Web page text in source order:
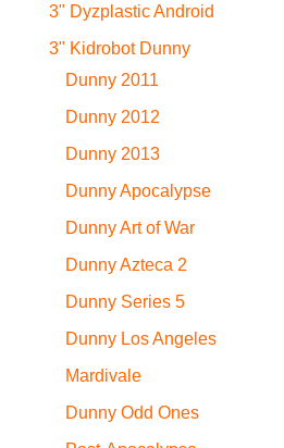
3" Dyzplastic Android
3" Kidrobot Dunny
Dunny 2011
Dunny 2012
Dunny 2013
Dunny Apocalypse
Dunny Art of War
Dunny Azteca 2
Dunny Series 5
Dunny Los Angeles
Mardivale
Dunny Odd Ones